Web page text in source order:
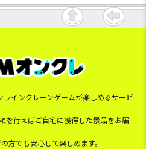
インクレーンゲームが楽しめるサービ
を行えばご自宅に獲得した景品をお届
方でも安心して楽しめます。